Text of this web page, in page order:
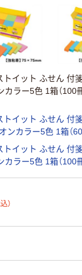
トイット ふせん 付
ラー5色 1箱（100
トイット ふせん 付
ンカラー5色 1箱（60
トイット ふせん 付
ラー5色 1箱（100
）